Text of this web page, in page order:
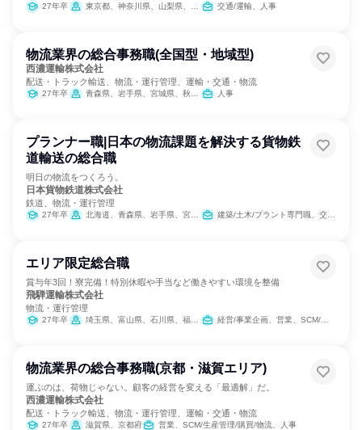
27年卒 東京都、神奈川県、山梨県、長野県、岐阜県、静岡県、愛知県、三重県、滋賀県、京都府、大阪府 交通/運輸、人事
物流業界の総合事務職(全国型・地域型)
西濃運輸株式会社
配送・トラック輸送、物流・運行管理、運輸・交通・物流
27年卒 青森県、岩手県、宮城県、秋田県、山形県、福島県、茨城県、栃木県、群馬県、埼玉県、千葉県、東京都、神奈川県、新潟県、富山県、石川県、福井県、山梨県、長野県、岐阜県、静岡県、愛知県、三重県、滋賀県、京都府、大阪府、兵庫県、奈良県、和歌山県、岡山県、広島県、山口県 人事
プランナー職|日本の物流課題を解決する貨物鉄
道輸送の総合職
明日の物流をつくろう。
日本貨物鉄道株式会社
鉄道、物流・運行管理
27年卒 北海道、青森県、岩手県、宮城県、秋田県、山形県、福島県、茨城県、栃木県、群馬県、埼玉県、千葉県、東京都、神奈川県、新潟県、富山県、石川県、福井県、長野県、岐阜県、静岡県、愛知県、三重県、京都府、大阪府、兵庫県、鳥取県、島根県、岡山県、広島県、山口県、香川県、福岡県、佐賀県、大分県、鹿児島県 建築/土木/プラント専門職、交通/運輸、SCM/生産管理/購買/物流
エリア限定総合職
賞与年3回！寮完備！特別休暇や手当など働きやすい環境を整備
飛騨運輸株式会社
物流・運行管理
27年卒 埼玉県、富山県、石川県、福井県、岐阜県、静岡県、愛知県、三重県、滋賀県、京都府、大阪府、兵庫県 経営/事業企画、営業、SCM/生産管理/購買/物流、バックオフィス・事務・受付、交通/運輸
物流業界の総合事務職(京都・滋賀エリア)
運ぶのは、荷物じゃない。顧客の経営を変える「最適解」だ。
西濃運輸株式会社
配送・トラック輸送、物流・運行管理、運輸・交通・物流
27年卒 滋賀県、京都府 営業、SCM/生産管理/購買/物流、人事